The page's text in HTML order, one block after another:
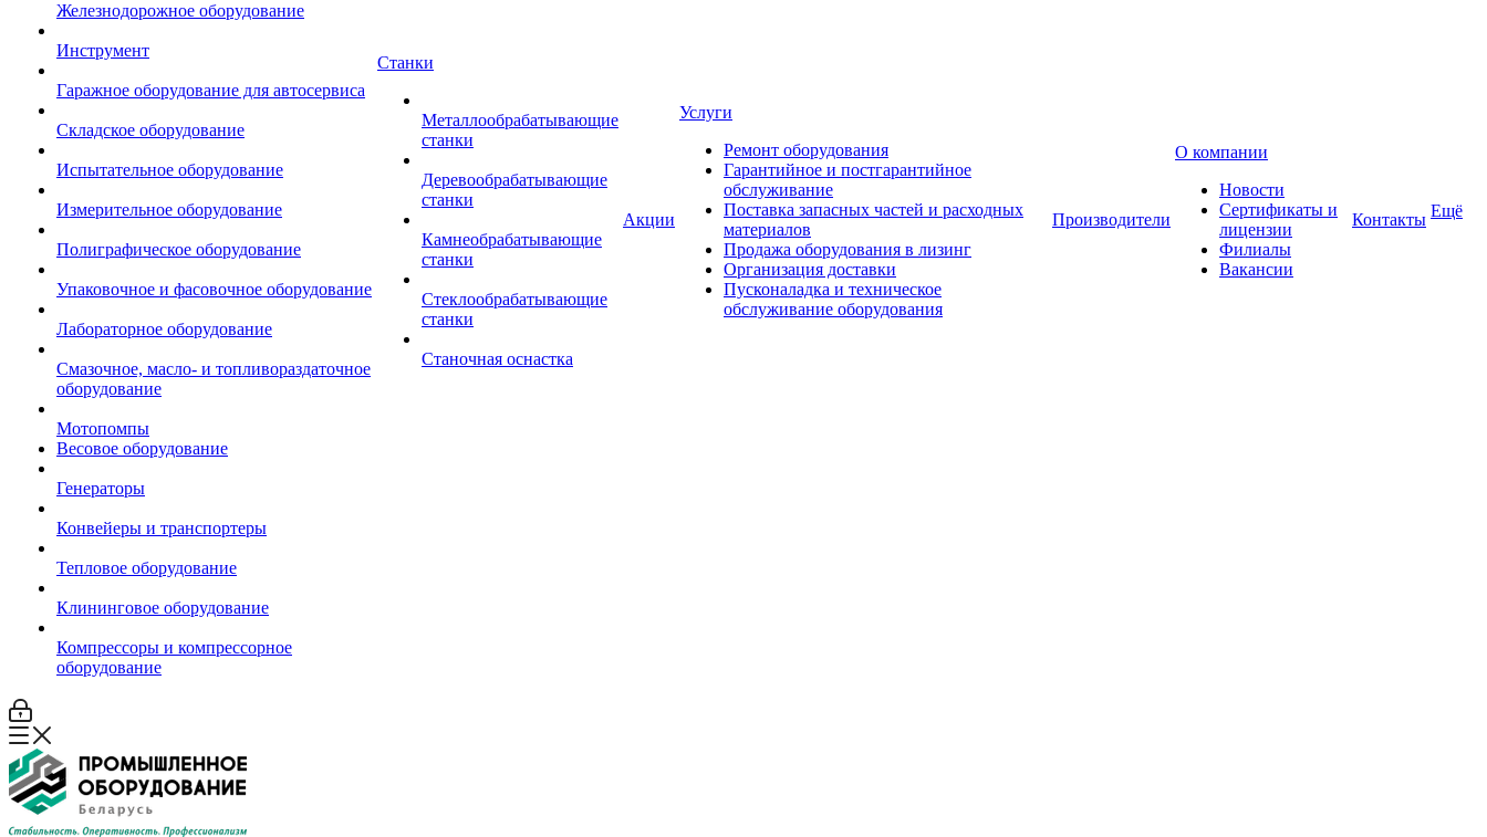
Железнодорожное оборудование
Инструмент
Гаражное оборудование для автосервиса
Складское оборудование
Испытательное оборудование
Измерительное оборудование
Полиграфическое оборудование
Упаковочное и фасовочное оборудование
Лабораторное оборудование
Смазочное, масло- и топливораздаточное
оборудование
Мотопомпы
Весовое оборудование
Генераторы
Конвейеры и транспортеры
Тепловое оборудование
Клининговое оборудование
Компрессоры и компрессорное
оборудование
Станки
Металлообрабатывающие
станки
Деревообрабатывающие
станки
Камнеобрабатывающие
станки
Стеклообрабатывающие
станки
Станочная оснастка
Акции
Услуги
Ремонт оборудования
Гарантийное и постгарантийное
обслуживание
Поставка запасных частей и расходных
материалов
Продажа оборудования в лизинг
Организация доставки
Пусконаладка и техническое
обслуживание оборудования
Производители
О компании
Новости
Сертификаты и
лицензии
Филиалы
Вакансии
Контакты Ещё